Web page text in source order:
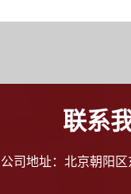
联系
公司地址：北京朝阳